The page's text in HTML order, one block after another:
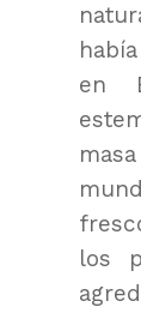
en
los